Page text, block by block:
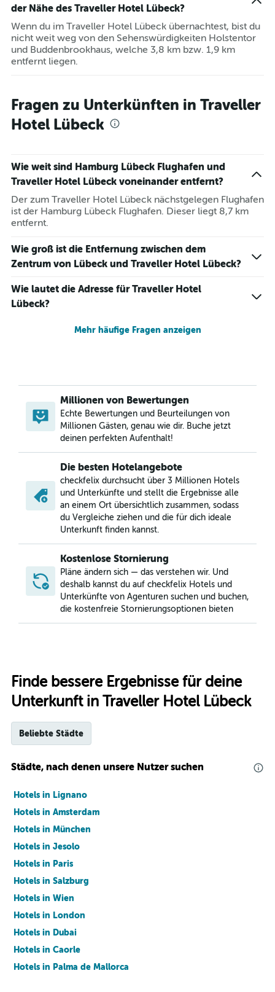
der Nähe des Traveller Hotel Lübeck?
Wenn du im Traveller Hotel Lübeck übernachtest, bist du
nicht weit weg von den Sehenswürdigkeiten Holstentor
und Buddenbrookhaus, welche 3,8 km bzw. 1,9 km
entfernt liegen.
Fragen zu Unterkünften in Traveller
Hotel Lübeck
Wie weit sind Hamburg Lübeck Flughafen und
Traveller Hotel Lübeck voneinander entfernt?
Der zum Traveller Hotel Lübeck nächstgelegen Flughafen
ist der Hamburg Lübeck Flughafen. Dieser liegt 8,7 km
entfernt.
Wie groß ist die Entfernung zwischen dem
Zentrum von Lübeck und Traveller Hotel Lübeck?
Wie lautet die Adresse für Traveller Hotel
Lübeck?
Mehr häufige Fragen anzeigen
Millionen von Bewertungen
Echte Bewertungen und Beurteilungen von
Millionen Gästen, genau wie dir. Buche jetzt
deinen perfekten Aufenthalt!
Die besten Hotelangebote
checkfelix durchsucht über 3 Millionen Hotels
und Unterkünfte und stellt die Ergebnisse alle
an einem Ort übersichtlich zusammen, sodass
du Vergleiche ziehen und die für dich ideale
Unterkunft finden kannst.
Kostenlose Stornierung
Pläne ändern sich — das verstehen wir. Und
deshalb kannst du auf checkfelix Hotels und
Unterkünfte von Agenturen suchen und buchen,
die kostenfreie Stornierungsoptionen bieten
Finde bessere Ergebnisse für deine
Unterkunft in Traveller Hotel Lübeck
Beliebte Städte
Städte, nach denen unsere Nutzer suchen
Hotels in Lignano
Hotels in Amsterdam
Hotels in München
Hotels in Jesolo
Hotels in Paris
Hotels in Salzburg
Hotels in Wien
Hotels in London
Hotels in Dubai
Hotels in Caorle
Hotels in Palma de Mallorca